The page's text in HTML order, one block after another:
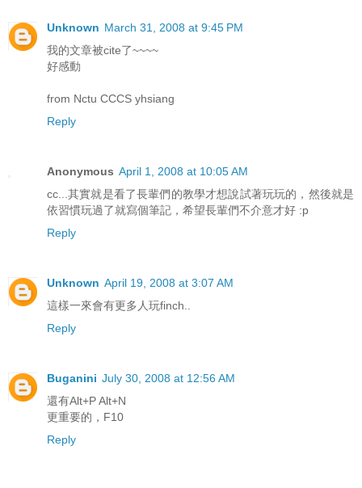
Unknown March 31, 2008 at 9:45 PM
我的文章被cite了~~~~
好感動
from Nctu CCCS yhsiang
Reply
Anonymous April 1, 2008 at 10:05 AM
cc...其實就是看了長輩們的教學才想說試著玩玩的，然後就是
依習慣玩過了就寫個筆記，希望長輩們不介意才好 :p
Reply
Unknown April 19, 2008 at 3:07 AM
這樣一來會有更多人玩finch..
Reply
Buganini July 30, 2008 at 12:56 AM
還有Alt+P Alt+N
更重要的，F10
Reply